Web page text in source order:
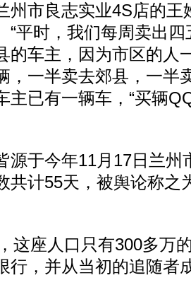
市良志实业4S店的王
“平时，我们每周卖出
的车主，因为市区的人
，一半卖去郊县，一半
主已有一辆车，“买辆
于今年11月17日兰州
共计55天，被舆论称之
座人口只有300多万
行，并从当初的追随者